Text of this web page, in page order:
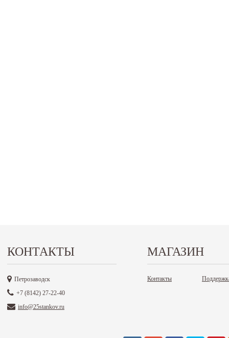
КОНТАКТЫ
Петрозаводск
+7 (8142) 27-22-40
info@25stankov.ru
МАГАЗИН
Контакты